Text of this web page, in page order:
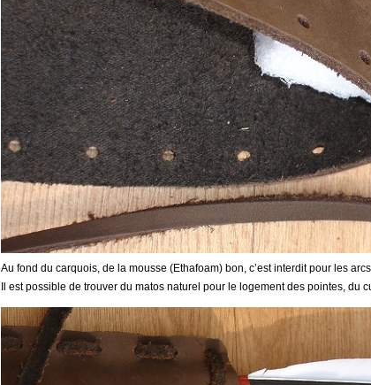
Au fond du carquois, de la mousse (Ethafoam) bon, c’est interdit pour les
Il est possible de trouver du matos naturel pour le logement des pointes, du